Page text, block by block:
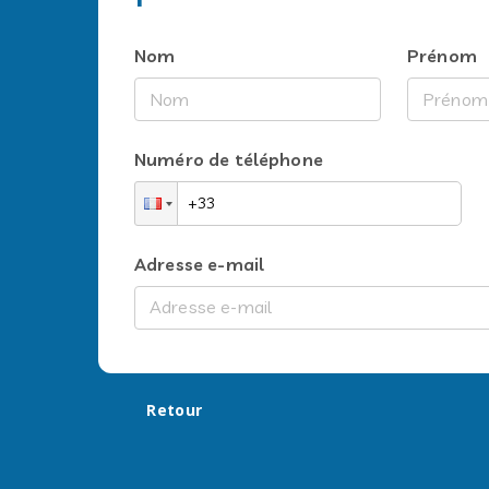
Nom Prénom
Numéro de téléphone
Adresse e-mail
Retour